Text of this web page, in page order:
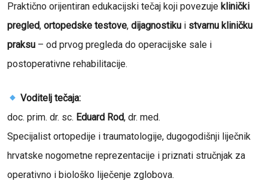
Praktično orijentiran edukacijski tečaj koji povezuje klinički
pregled, ortopedske testove, dijagnostiku i stvarnu kliničku
praksu – od prvog pregleda do operacijske sale i
postoperativne rehabilitacije.
Voditelj tečaja:
doc. prim. dr. sc. Eduard Rod, dr. med.
Specijalist ortopedije i traumatologije, dugogodišnji liječnik
hrvatske nogometne reprezentacije i priznati stručnjak za
operativno i biološko liječenje zglobova.